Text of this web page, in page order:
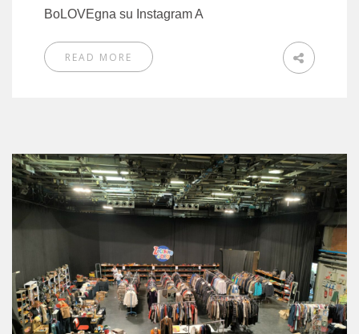
BoLOVEgna su Instagram A
READ MORE